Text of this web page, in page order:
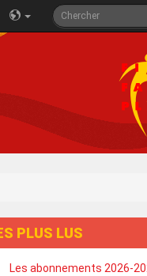
PLUS LUS
Les abonnements 2026-